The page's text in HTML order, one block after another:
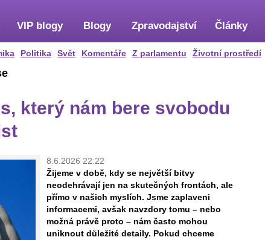
Politika Svět Komentáře Z parlamentu Životní prostředí
VIP blogy Blogy Zpravodajství Články
který nám bere svobodu
8.6.2026 22:22
Žijeme v době, kdy se největší bitvy
neodehrávají jen na skutečných frontách, ale
přímo v našich myslích. Jsme zaplaveni
informacemi, avšak navzdory tomu – nebo
možná právě proto – nám často mohou
uniknout důležité detaily. Pokud chceme